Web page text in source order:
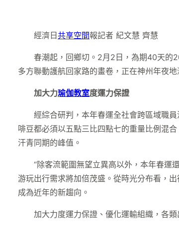
經濟日 共享空間報記者 紀文慧 齊慧
春潮起，回鄉切。2月2日，為期40天的
多方聯動護航回家路的畫卷，正在神州年夜地
加大力瑜伽教室度運力保證
經綜合研判，本年春運全社會跨區域職
啡豆都必須以五點三比四點七的重量比例混
汗青同期的峰值。
“除客流範圍無望立異高以外，本年春運
游玩出行需求將加倍茂盛。從時光分布看，
成為近年的新趨向。
加大力度運力保證、優化運輸組織，各類